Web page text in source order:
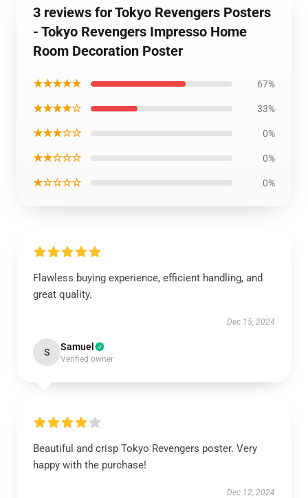
3 reviews for Tokyo Revengers Posters
- Tokyo Revengers Impresso Home
Room Decoration Poster
★★★★★ 67%
★★★★☆ 33%
★★★☆☆ 0%
★★☆☆☆ 0%
★☆☆☆☆ 0%
Flawless buying experience, efficient handling, and
great quality.
Dec 15, 2024
S Samuel
Verified owner
Beautiful and crisp Tokyo Revengers poster. Very
happy with the purchase!
Dec 12, 2024